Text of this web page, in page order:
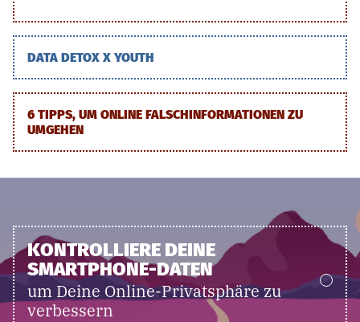
DATA DETOX X YOUTH
6 TIPPS, UM ONLINE FALSCHINFORMATIONEN ZU
UMGEHEN
KONTROLLIERE DEINE
SMARTPHONE-DATEN
um Deine Online-Privatsphäre zu
verbessern